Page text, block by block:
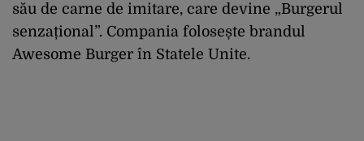
său de carne de imitare, care devine „Burgerul
senzațional”. Compania folosește brandul
Awesome Burger în Statele Unite.